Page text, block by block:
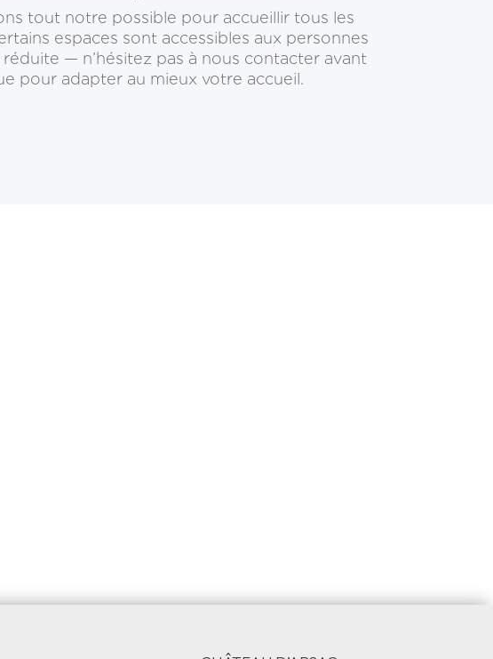
tout notre possible pour accueillir tous les
espaces sont accessibles aux personnes
— n’hésitez pas à nous contacter avant
pour adapter au mieux votre accueil.